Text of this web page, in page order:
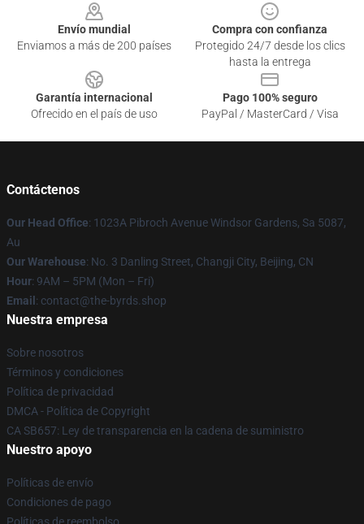
Envío mundial
Enviamos a más de 200 países
Compra con confianza
Protegido 24/7 desde los clics
hasta la entrega
Garantía internacional
Ofrecido en el país de uso
Pago 100% seguro
PayPal / MasterCard / Visa
Contáctenos
Our Head Office: 1023A Pibroch Avenue Windsor Gardens, Sa 5087,
Au
Our Warehouse: No. 3 Danling Street, Changji City, Beijing, CN
Hour: 9AM – 5PM (Mon – Fri)
Email : contact@the-byrds.shop
Nuestra empresa
Sobre nosotros
Términos y condiciones
Política de privacidad
DMCA - Política de Copyright
CA SB657: Ley de transparencia en la cadena de suministro
Nuestro apoyo
Políticas de envío
Condiciones de pago